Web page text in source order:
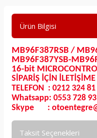
Ürün Bilgisi
MB96F387RSB /
MB96F387YSB-
16-bit
SİPARİŞ İÇİN İLETİŞİME
TELEFON : 0212 324
Whatsapp: 0553 728
Skype :
Taksit Seçenekleri